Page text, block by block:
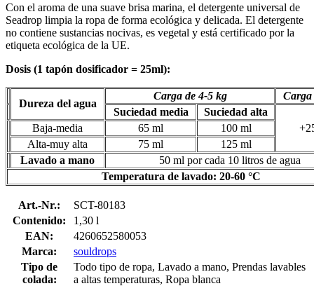
Con el aroma de una suave brisa marina, el detergente universal de
Seadrop limpia la ropa de forma ecológica y delicada. El detergente
no contiene sustancias nocivas, es vegetal y está certificado por la
etiqueta ecológica de la UE.
Dosis (1 tapón dosificador = 25ml):
Dureza del agua
Carga de 4-5 kg
Carga
Suciedad media
Suciedad alta
Baja-media 65 ml
100 ml
Alta-muy alta
75 ml
125 ml
Lavado a mano
50 ml por cada 10 litros de agua
Temperatura de lavado: 20-60 °C
Art.-Nr.:
SCT-80183
Contenido:
1,30 l
EAN:
4260652580053
Marca:
souldrops
Tipo de
colada:
Todo tipo de ropa, Lavado a mano, Prendas lavables
a altas temperaturas, Ropa blanca